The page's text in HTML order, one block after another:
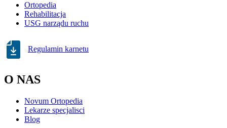
Ortopedia
Rehabilitacja
USG narządu ruchu
Regulamin karnetu
O NAS
Novum Ortopedia
Lekarze specjalisci
Blog